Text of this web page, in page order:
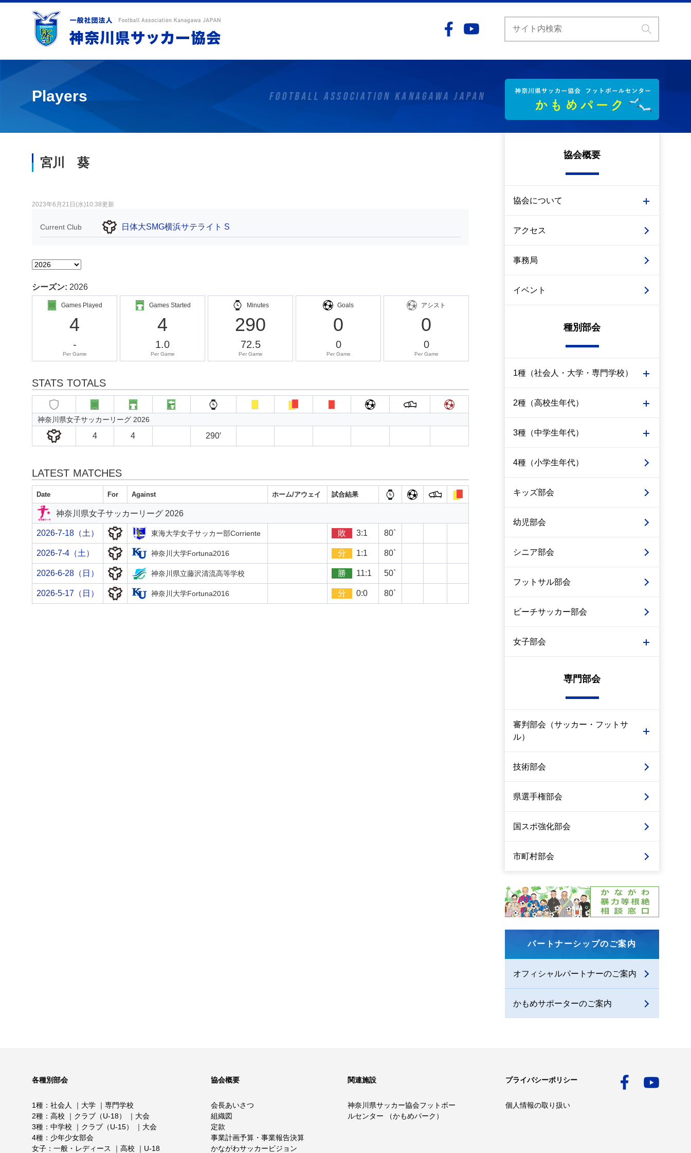
Players
宮川 葵
2023年6月21日(水)10:38更新
Current Club 日体大SMG横浜サテライト S
シーズン: 2026
Games Played
4
-
Per Game
Games Started
4
1.0
Per Game
Minutes
290
72.5
Per Game
Goals
0
0
Per Game
アシスト
0
0
Per Game
STATS TOTALS
神奈川県女子サッカーリーグ 2026
4 4 290′
LATEST MATCHES
Date For Against ホーム/アウェイ 試合結果
神奈川県女子サッカーリーグ 2026
2026-7-18（土） 東海大学女子サッカー部Corriente 敗 3:1 80`
2026-7-4（土） 神奈川大学Fortuna2016 分 1:1 80`
2026-6-28（日） 神奈川県立藤沢清流高等学校 勝 11:1 50`
2026-5-17（日） 神奈川大学Fortuna2016 分 0:0 80`
協会概要
協会について
アクセス
事務局
イベント
種別部会
1種（社会人・大学・専門学校）
2種（高校生年代）
3種（中学生年代）
4種（小学生年代）
キッズ部会
幼児部会
シニア部会
フットサル部会
ビーチサッカー部会
女子部会
専門部会
審判部会（サッカー・フットサ
ル）
技術部会
県選手権部会
国スポ強化部会
市町村部会
パートナーシップのご案内
オフィシャルパートナーのご案内
かもめサポーターのご案内
各種別部会
1種 社会人 大学
専門学校
2種
高校 クラブ（U-18）
大会
3種
中学校 クラブ（U-15）
大会
4種
少年少女部会
女子
一般・レディース 高校 U-18
協会概要
会長あいさつ
組織図
定款
事業計画予算・事業報告決算
かながわサッカービジョン
関連施設
神奈川県サッカー協会フットボー
ルセンター （かもめパーク）
プライバシーポリシー
個人情報の取り扱い